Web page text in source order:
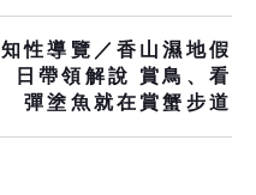
知性導覽／香山濕地假
日帶領解說 賞鳥、看
彈塗魚就在賞蟹步道